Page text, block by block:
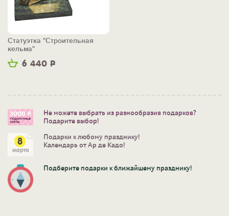
6 440 Р
Статуэтка "Строительная
кельма"
Не можете выбрать из разнообразия подарков?
Подарите выбор!
Подарки к любому празднику!
Календарь от Ар де Кадо!
Подберите подарки к ближайшему празднику!